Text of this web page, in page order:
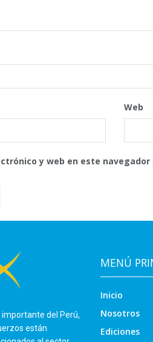
Web
y web en este
del Perú,
están
MENÚ
Inicio
Nosotros
Ediciones